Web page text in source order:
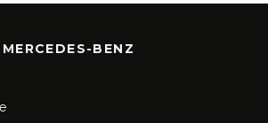
MERCEDES-BENZ